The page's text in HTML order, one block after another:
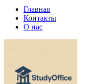
Главная
Контакты
О нас